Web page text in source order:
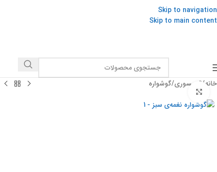
Skip to navigation
Skip to main content
خانه/اکسسوری/گوشواره